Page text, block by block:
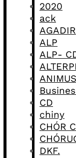
2020
ack
AGADIR
ALP
ALP-
CD
chiny
CHÓR
DKF.